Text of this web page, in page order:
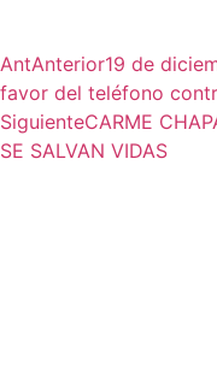
AntAnterior19 de
favor del teléfono
SiguienteCARME
SE SALVAN VIDAS